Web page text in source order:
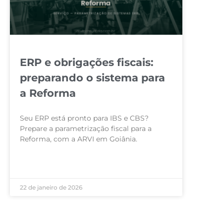
ERP e obrigações fiscais:
preparando o sistema para
a Reforma
Seu ERP está pronto para IBS e CBS?
Prepare a parametrização fiscal para a
Reforma, com a ARVI em Goiânia.
22 de janeiro de 2026